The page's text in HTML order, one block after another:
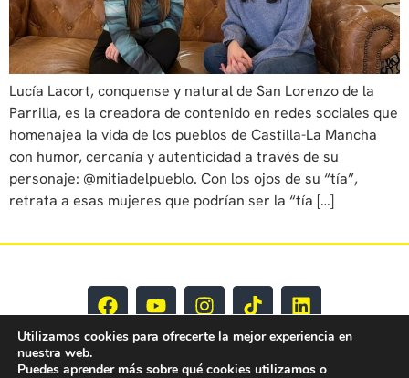
Lucía Lacort, conquense y natural de San Lorenzo de la
Parrilla, es la creadora de contenido en redes sociales que
homenajea la vida de los pueblos de Castilla-La Mancha
con humor, cercanía y autenticidad a través de su
personaje: @mitiadelpueblo. Con los ojos de su “tía”,
retrata a esas mujeres que podrían ser la “tía […]
Utilizamos cookies para ofrecerte la mejor experiencia en
nuestra web.
Puedes aprender más sobre qué cookies utilizamos o